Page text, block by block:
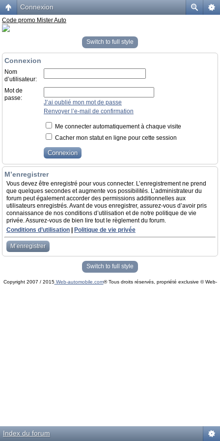
Connexion
Code promo Mister Auto
Switch to full style
Connexion
Nom
d’utilisateur:
Mot de
passe:
J’ai oublié mon mot de passe
Renvoyer l’e-mail de confirmation
Me connecter automatiquement à chaque visite
Cacher mon statut en ligne pour cette session
M’enregistrer
Vous devez être enregistré pour vous connecter. L’enregistrement ne prend
que quelques secondes et augmente vos possibilités. L’administrateur du
forum peut également accorder des permissions additionnelles aux
utilisateurs enregistrés. Avant de vous enregistrer, assurez-vous d’avoir pris
connaissance de nos conditions d’utilisation et de notre politique de vie
privée. Assurez-vous de bien lire tout le règlement du forum.
Conditions d’utilisation
Politique de vie privée
M’enregistrer
Switch to full style
Copyright 2007 / 2015Web-automobile.com® Tous droits réservés, propriété exclusive © Web-
Index du forum